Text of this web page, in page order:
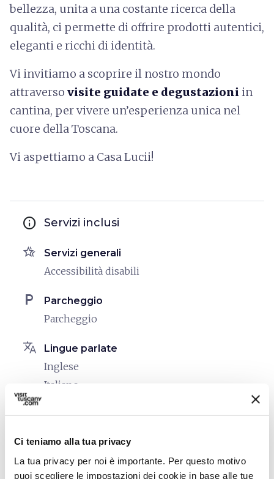
Ci teniamo alla tua privacy
La tua privacy per noi è importante. Per questo motivo
puoi scegliere le impostazioni dei cookie in base alle tue
bellezza, unita a una costante ricerca della
qualità, ci permette di offrire prodotti autentici,
eleganti e ricchi di identità.
Vi invitiamo a scoprire il nostro mondo
attraverso visite guidate e degustazioni in
cantina, per vivere un’esperienza unica nel
cuore della Toscana.
Vi aspettiamo a Casa Lucii!
info Servizi inclusi
hotel_class Servizi generali
Accessibilità disabili
local_parking Parcheggio
Parcheggio
translate Lingue parlate
Inglese
Italiano
celebration Attività
order_approve Manifesti di prodotto